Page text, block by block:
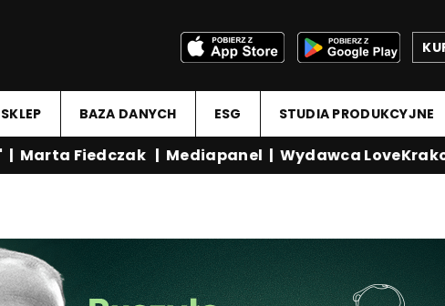
SKLEP BAZA DANYCH ESG STUDIA PRODUKCYJNE
Marta Fiedczak|Mediapanel|Wydawca